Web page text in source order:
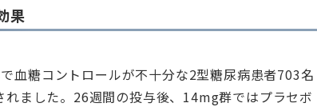
果
血糖コントロールが不十分な2型糖尿病患者703名
ました。26週間の投与後、14mg群ではプラセボ